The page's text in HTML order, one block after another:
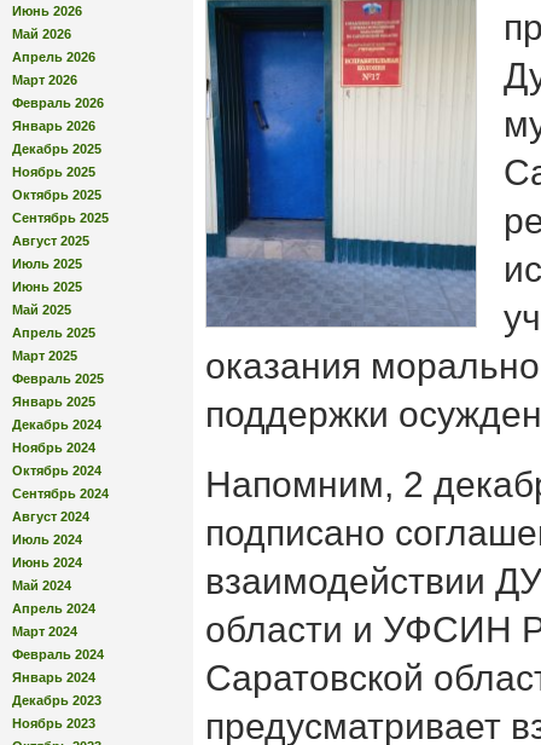
Июнь 2026
Май 2026
Апрель 2026
Март 2026
Февраль 2026
Январь 2026
Декабрь 2025
Ноябрь 2025
Октябрь 2025
Сентябрь 2025
Август 2025
Июль 2025
Июнь 2025
Май 2025
Апрель 2025
Март 2025
Февраль 2025
Январь 2025
Декабрь 2024
Ноябрь 2024
Октябрь 2024
Сентябрь 2024
Август 2024
Июль 2024
Июнь 2024
Май 2024
Апрель 2024
Март 2024
Февраль 2024
Январь 2024
Декабрь 2023
Ноябрь 2023
оказания
поддержки
Напомним, 2
подписано
взаимодействии
области и УФСИН
Саратовской
предусматривает